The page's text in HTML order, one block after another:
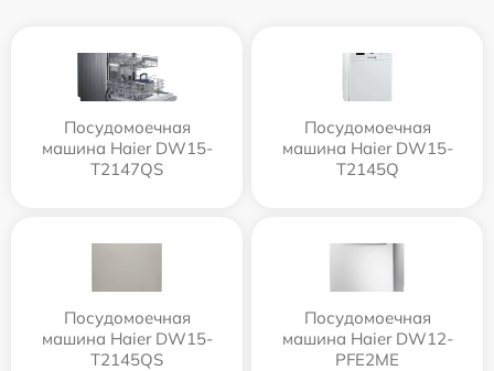
Посудомоечная
машина Haier DW15-
T2147QS
Посудомоечная
машина Haier DW15-
T2145Q
Посудомоечная
машина Haier DW15-
T2145QS
Посудомоечная
машина Haier DW12-
PFE2ME